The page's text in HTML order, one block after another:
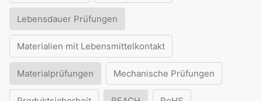
Lebensdauer Prüfungen
Materialien mit Lebensmittelkontakt
Materialprüfungen Mechanische Prüfungen